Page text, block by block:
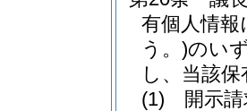
有個人情報
う。)のい
し、当該
(1)
開示